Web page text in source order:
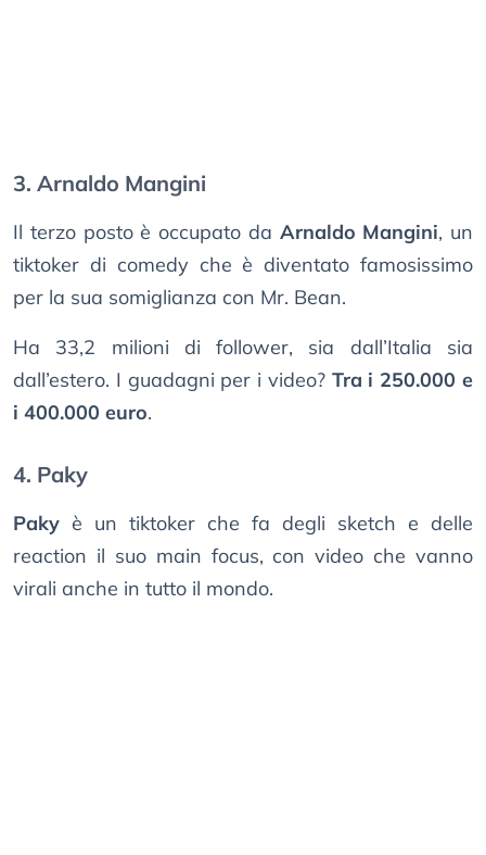
3. Arnaldo Mangini
Il terzo posto è occupato da Arnaldo Mangini, un
tiktoker di comedy che è diventato famosissimo
per la sua somiglianza con Mr. Bean.
Ha 33,2 milioni di follower, sia dall’Italia sia
dall’estero. I guadagni per i video? Tra i 250.000 e
i 400.000 euro.
4. Paky
Paky è un tiktoker che fa degli sketch e delle
reaction il suo main focus, con video che vanno
virali anche in tutto il mondo.